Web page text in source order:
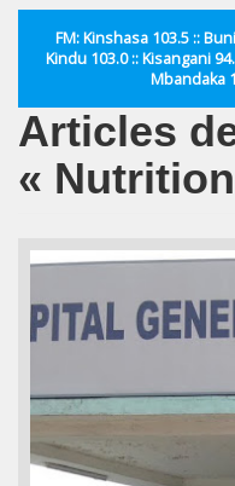
FM: Kinshasa 103.5 ::
Kindu 103.0 :: Kisangani
Mbandaka
Articles
«